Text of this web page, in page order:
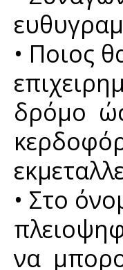
• Ποιος
δρόμο
• Στο
να